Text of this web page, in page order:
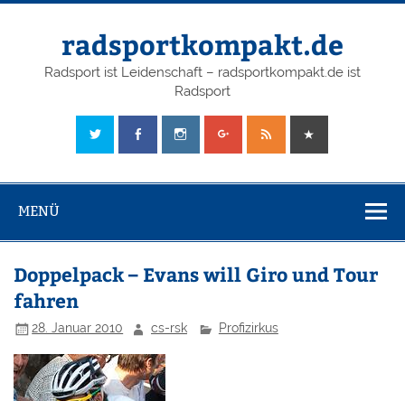
radsportkompakt.de
Radsport ist Leidenschaft – radsportkompakt.de ist
Radsport
MENÜ
Doppelpack – Evans will Giro und Tour
fahren
28. Januar 2010 cs-rsk Profizirkus